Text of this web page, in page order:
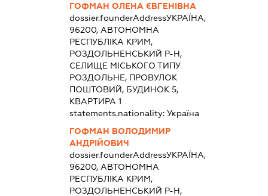
ГОФМАН ОЛЕНА ЄВГЕНІВНА
dossier.founderAddressУКРАЇНА,
96200, АВТОНОМНА
РЕСПУБЛІКА КРИМ,
РОЗДОЛЬНЕНСЬКИЙ Р-Н,
СЕЛИЩЕ МІСЬКОГО ТИПУ
РОЗДОЛЬНЕ, ПРОВУЛОК
ПОШТОВИЙ, БУДИНОК 5,
КВАРТИРА 1
statements.nationality: Україна
ГОФМАН ВОЛОДИМИР
АНДРІЙОВИЧ
dossier.founderAddressУКРАЇНА,
96200, АВТОНОМНА
РЕСПУБЛІКА КРИМ,
РОЗДОЛЬНЕНСЬКИЙ Р-Н,